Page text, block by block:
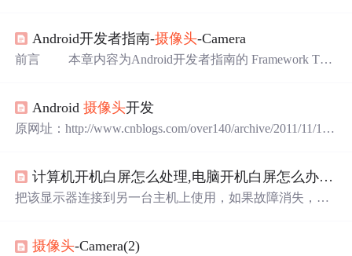
的微博："http://weibo.com/popapa"，再次感谢"呆呆
！期待你一起参与翻译Android的相关资料，联系我over140
Android开发者指南-摄像头-Camera
前言 本章内容为Android开发者指南的 Framework Topi
的微博："http://weibo.com/popapa"，再次感谢"呆呆
！期待你一起参与翻译Android的相关资料，联系我over140
Android摄像头开发
原网址：http://www.cnblogs.com/over140/archive/2011/11/16/
摄像头"，版本为Android 4.0 r1，翻译来自："呆呆大虾"，
欢迎访问他的微博："http://
计算机开机白屏怎么处理,电脑开机白屏怎么办，请各位
把该显示器连接到另一台主机上使用，如果故障消失，则
缆线接口金属针是否折断或弯曲，如果不行，干脆给显示
摄像头-Camera(2)